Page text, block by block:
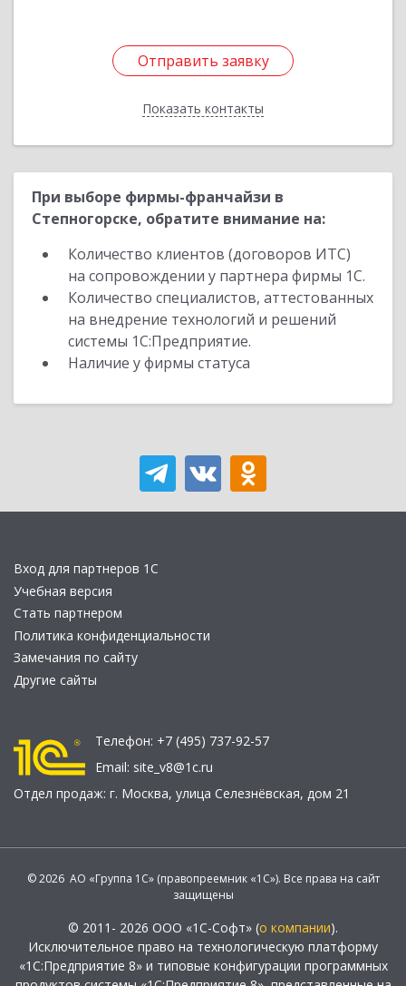
Отправить заявку
Показать контакты
Отправить заявку
Назад
При выборе фирмы-франчайзи в
Степногорске, обратите внимание на:
Количество клиентов (договоров ИТС)
на сопровождении у партнера фирмы 1С.
Количество специалистов, аттестованных
на внедрение технологий и решений
системы 1С:Предприятие.
Наличие у фирмы статуса
Вход для партнеров 1С
Учебная версия
Стать партнером
Политика конфиденциальности
Замечания по сайту
Другие сайты
Телефон: +7 (495) 737-92-57
Email: site_v8@1c.ru
Отдел продаж: г. Москва, улица Селезнёвская, дом 21
© 2026 АО «Группа 1С» (правопреемник «1С»). Все права на сайт
защищены
© 2011- 2026 ООО «1С-Софт» (о компании).
Исключительное право на технологическую платформу
«1С:Предприятие 8» и типовые конфигурации программных